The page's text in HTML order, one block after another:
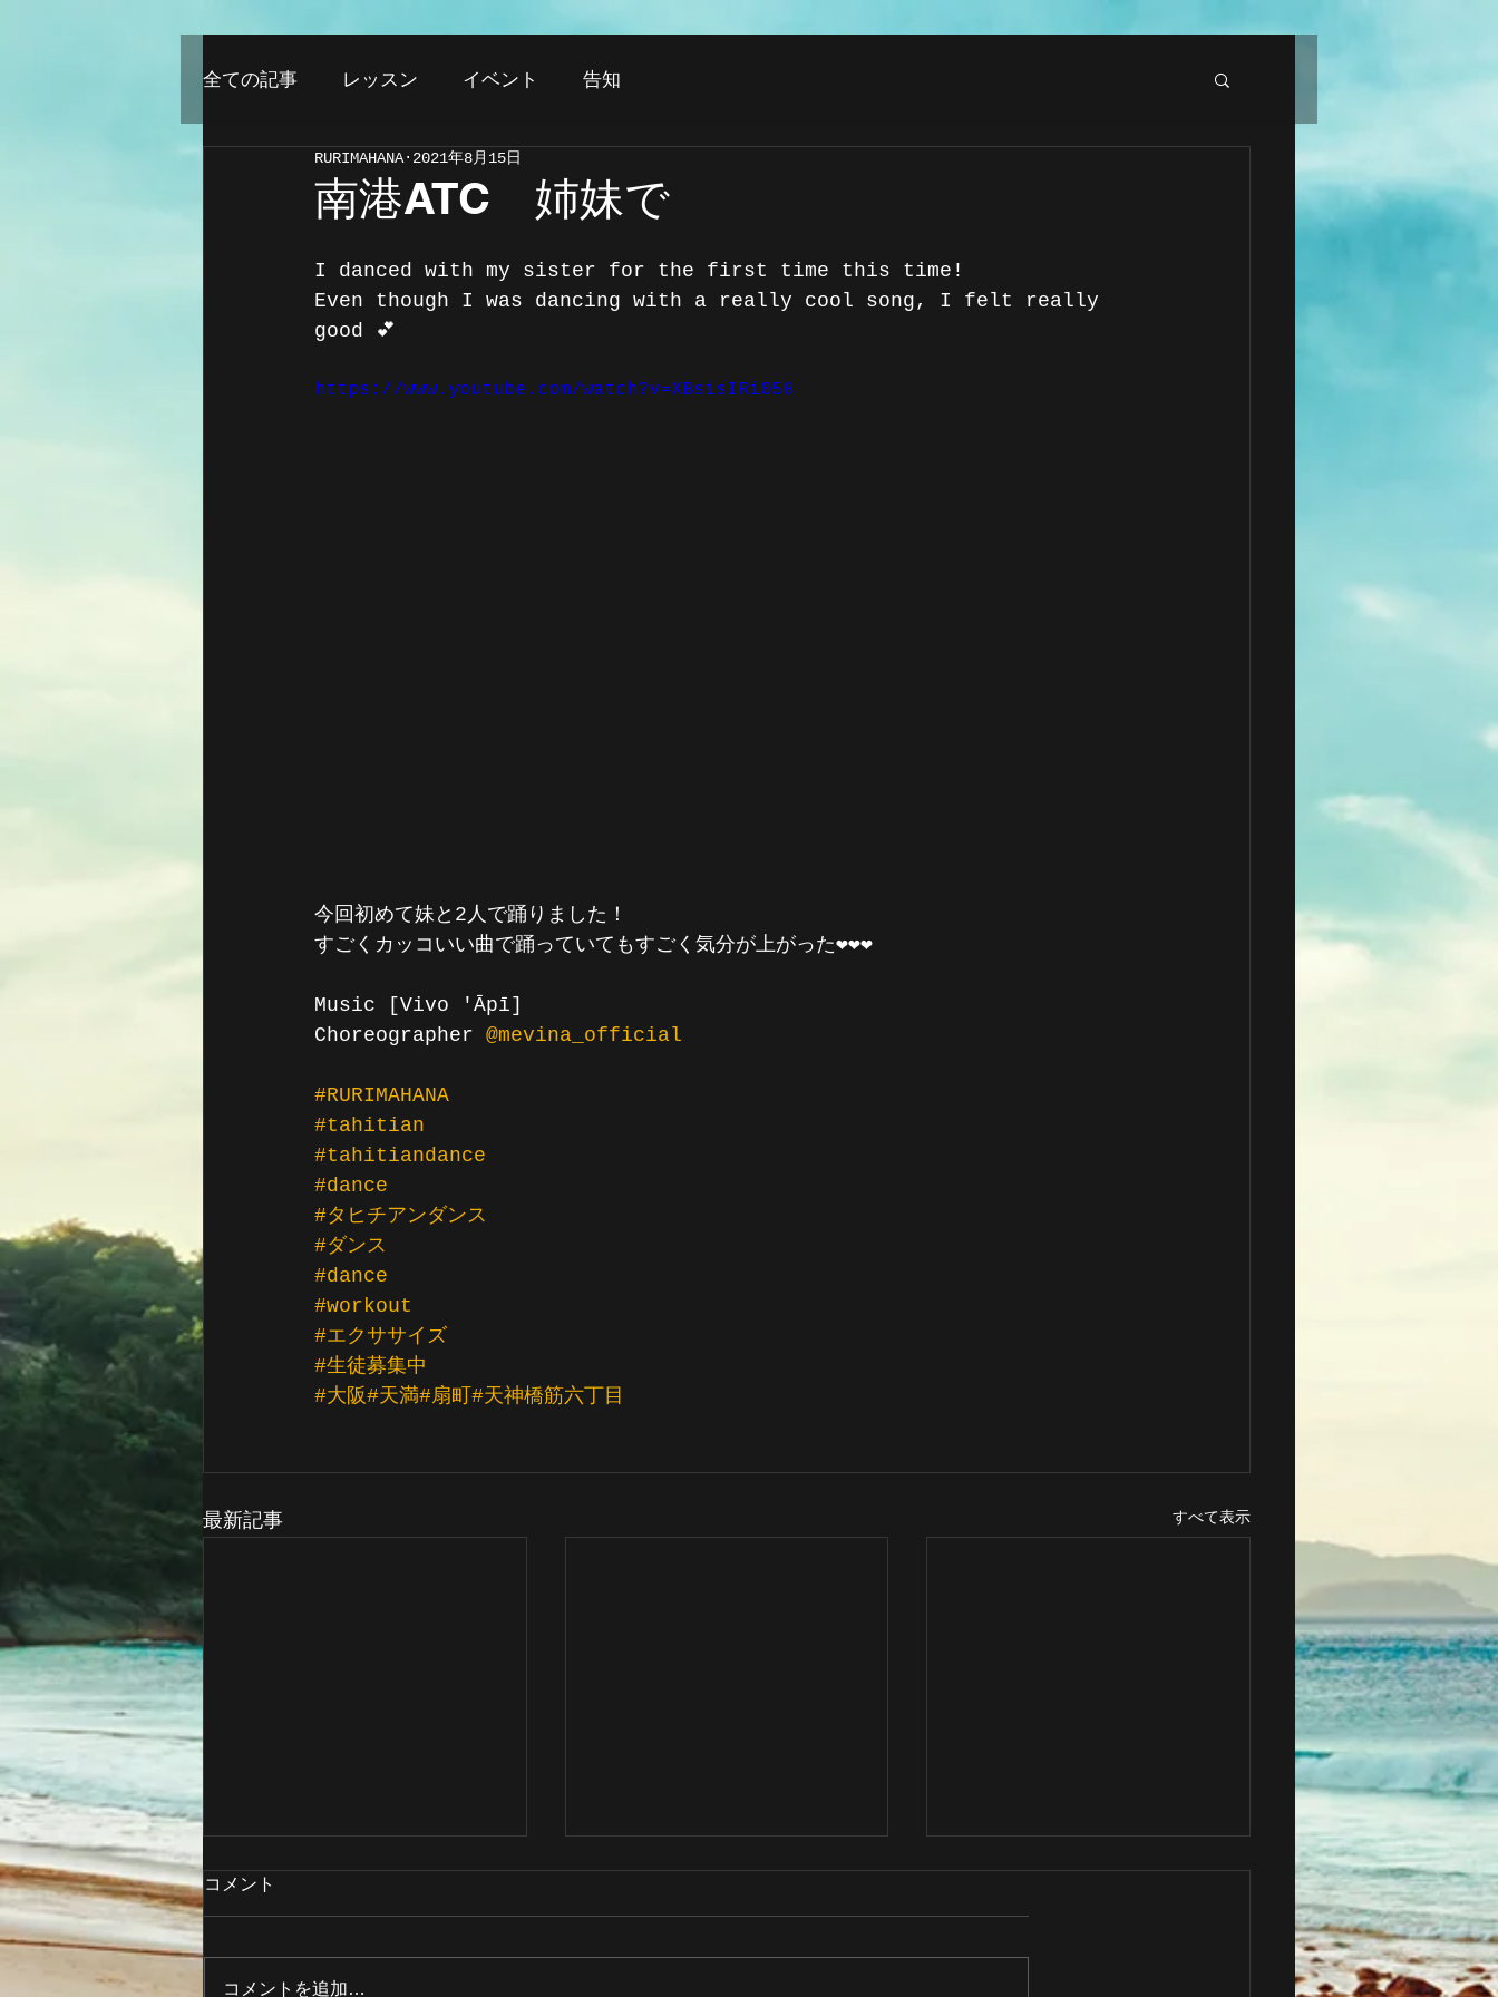
全ての記事 レッスン イベント 告知
南港ATC 姉妹で
RURIMAHANA 2021年8月15日
I danced with my sister for the first time this time!
Even though I was dancing with a really cool song, I felt really
good 💕
https://www.youtube.com/watch?v=XBsisIRi058
今回初めて妹と2人で踊りました！
すごくカッコいい曲で踊っていてもすごく気分が上がった❤️❤️❤️
Music [Vivo 'Āpī]
Choreographer @mevina_official
#RURIMAHANA
#tahitian
#tahitiandance
#dance
#タヒチアンダンス
#ダンス
#dance
#workout
#エクササイズ
#生徒募集中
#大阪#天満#扇町 #天神橋筋六丁目
最新記事 すべて表示
コメント
コメントを追加…